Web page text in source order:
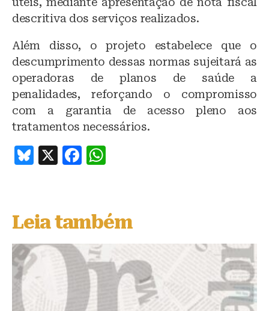
descritiva dos serviços realizados.
Além disso, o projeto estabelece que o
descumprimento dessas normas sujeitará as
operadoras de planos de saúde a
penalidades, reforçando o compromisso
com a garantia de acesso pleno aos
tratamentos necessários.
B
s
k
y
X
F
e
b
o
o
k
s
A
p
p
Leia também